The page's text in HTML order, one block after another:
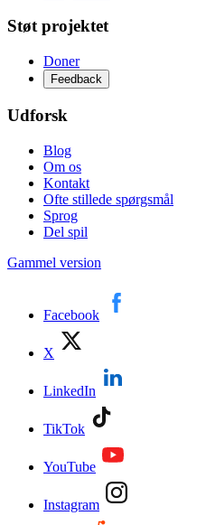
Støt projektet
Doner
Feedback
Udforsk
Blog
Om os
Kontakt
Ofte stillede spørgsmål
Sprog
Del spil
Gammel version
Facebook
X
LinkedIn
TikTok
YouTube
Instagram